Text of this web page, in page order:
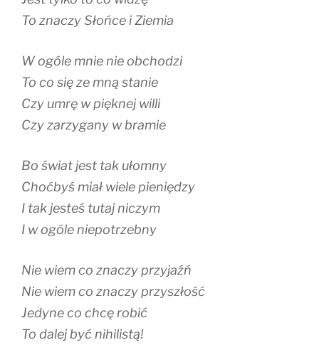
To znaczy Słońce i Ziemia
W ogóle mnie nie obchodzi
To co się ze mną stanie
Czy umrę w pięknej willi
Czy zarzygany w bramie
Bo świat jest tak ułomny
Choćbyś miał wiele pieniędzy
I tak jesteś tutaj niczym
I w ogóle niepotrzebny
Nie wiem co znaczy przyjaźń
Nie wiem co znaczy przyszłość
Jedyne co chcę robić
To dalej być nihilistą!